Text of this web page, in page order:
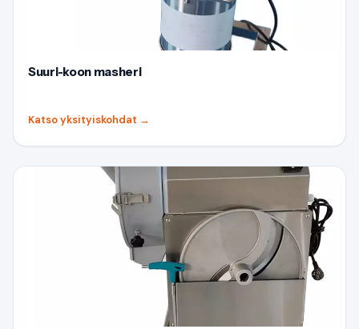
Suuri-koon masheri
Katso yksityiskohdat →